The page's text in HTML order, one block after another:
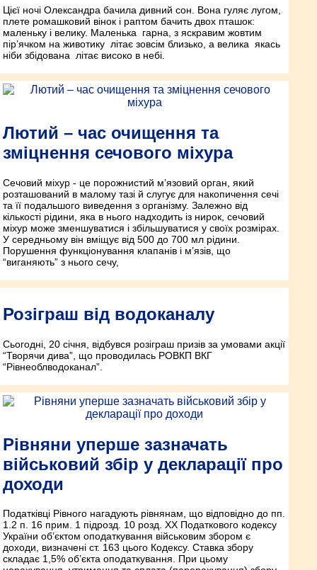
Цієї ночі Олександра бачила дивний сон. Вона гуляє лугом,
плете ромашковий вінок і раптом бачить двох пташок:
маленьку і велику. Маленька гарна, з яскравим жовтим
пір’ячком на животику літає зовсім близько, а велика якась
ніби збідована літає високо в небі.
Лютий – час очищення та
зміцнення сечового міхура
Сечовий міхур - це порожнистий м’язовий орган, який
розташований в малому тазі й слугує для накопичення сечі
та її подальшого виведення з організму. Залежно від
кількості рідини, яка в нього надходить із нирок, сечовий
міхур може зменшуватися і збільшуватися у своїх розмірах.
У середньому він вміщує від 500 до 700 мл рідини.
Порушення функціонування клапанів і м’язів, що
“виганяють” з нього сечу,
Розіграш від водоканалу
Сьогодні, 20 січня, відбувся розіграш призів за умовами акції
“Творячи дива”, що проводилась РОВКП ВКГ
“Рівнеоблводоканал”.
Рівняни уперше зазначать
військовий збір у декларації про
доходи
Податківці Рівного нагадують рівнянам, що відповідно до пп.
1.2 п. 16 прим. 1 підрозд. 10 розд. XX Податкового кодексу
України об’єктом оподаткування військовим збором є
доходи, визначені ст. 163 цього Кодексу. Ставка збору
складає 1,5% об’єкта оподаткування. При цьому